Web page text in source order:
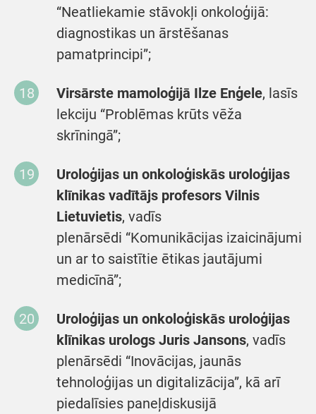
“Neatliekamie stāvokļi onkoloģijā:
diagnostikas un ārstēšanas
pamatprincipi”;
Virsārste mamoloģijā Ilze Enģele, lasīs
lekciju “Problēmas krūts vēža
skrīningā”;
Uroloģijas un onkoloģiskās uroloģijas
klīnikas vadītājs profesors Vilnis
Lietuvietis, vadīs
plenārsēdi “Komunikācijas izaicinājumi
un ar to saistītie ētikas jautājumi
medicīnā”;
Uroloģijas un onkoloģiskās uroloģijas
klīnikas urologs Juris Jansons, vadīs
plenārsēdi “Inovācijas, jaunās
tehnoloģijas un digitalizācija”, kā arī
piedalīsies paneļdiskusijā